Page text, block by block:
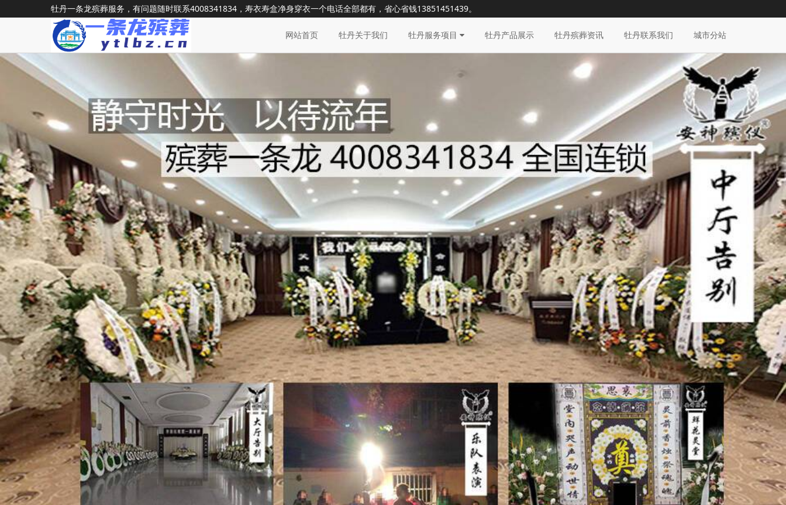
牡丹一条龙殡葬服务，有问题随时联系4008341834 ，寿衣寿盒净身穿衣一个电话全部都有，省心省钱13851451439。
网站首页 牡丹关于我们 牡丹服务项目 牡丹产品展示 牡丹殡葬资讯 牡丹联系我们 城市分站